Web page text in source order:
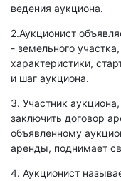
ведения аукциона.
2.Аукционист
- земельного
характеристики,
и шаг аукциона.
3. Участник
заключить договор
объявленному
аренды, поднимает
4. Аукционист